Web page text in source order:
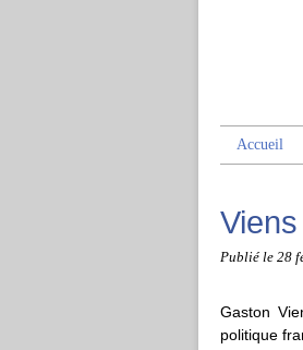
Accueil
Publié le 28
Gaston
politique